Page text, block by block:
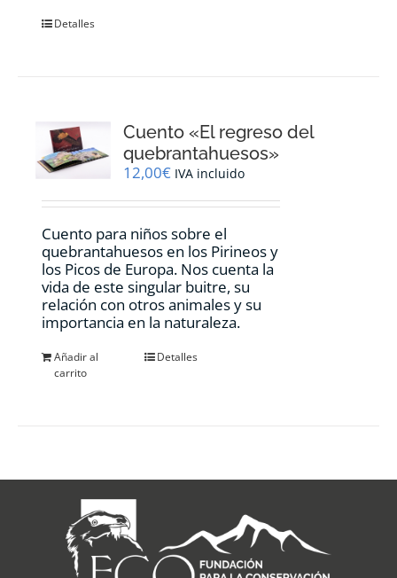
Detalles
Cuento «El regreso del
quebrantahuesos»
12,00€ IVA incluido
Cuento para niños sobre el
quebrantahuesos en los Pirineos y
los Picos de Europa. Nos cuenta la
vida de este singular buitre, su
relación con otros animales y su
importancia en la naturaleza.
Añadir al
carrito
Detalles